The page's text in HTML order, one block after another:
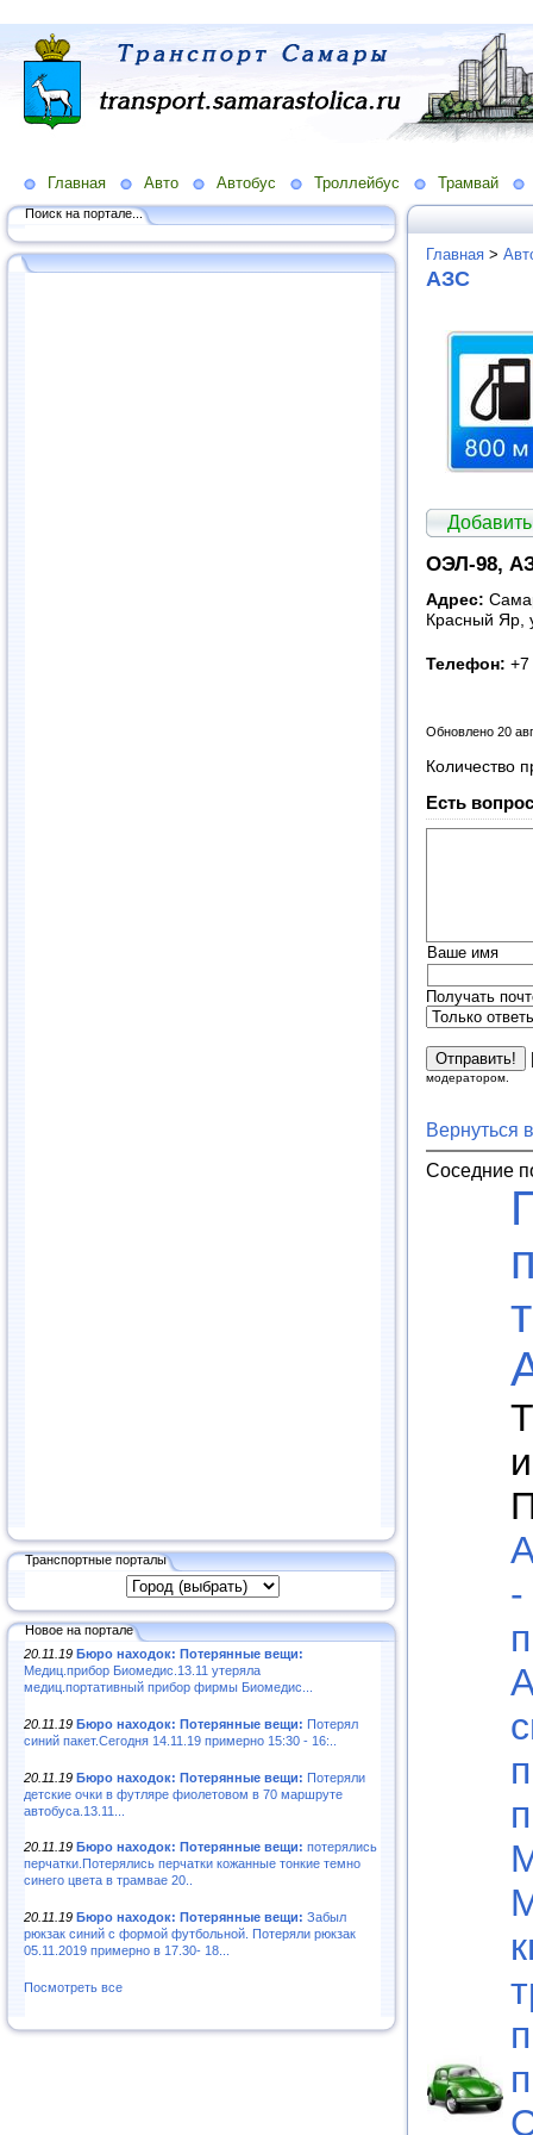
Главная Авто Автобус Троллейбус Трамвай
Поиск на портале...
Транспортные порталы
Новое на портале
20.11.19 Бюро находок: Потерянные вещи:
Медиц.прибор Биомедис.13.11 утеряла
медиц.портативный прибор фирмы Биомедис...
20.11.19 Бюро находок: Потерянные вещи: Потерял
синий пакет.Сегодня 14.11.19 примерно 15:30 - 16:..
20.11.19 Бюро находок: Потерянные вещи: Потеряли
детские очки в футляре фиолетовом в 70 маршруте
автобуса.13.11...
20.11.19 Бюро находок: Потерянные вещи: потерялись
перчатки.Потерялись перчатки кожанные тонкие темно
синего цвета в трамвае 20..
20.11.19 Бюро находок: Потерянные вещи: Забыл
рюкзак синий с формой футбольной. Потеряли рюкзак
05.11.2019 примерно в 17.30- 18...
Посмотреть все
Главная >
АЗС
ОЭЛ-98,
Адрес:
Красный Яр,
Телефон: +7
Обновлено 20
Количество
Есть
Ваше имя
Получать
модератором.
Вернуться
Соседние
-